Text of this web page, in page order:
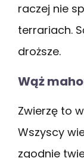
raczej nie
terrariach.
droższe.
Wąż
Zwierzę to
Wszyscy
zgodnie